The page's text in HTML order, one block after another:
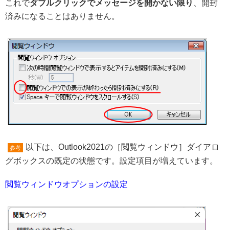
これでダブルクリックでメッセージを開かない限り
、開封
済みになることはありません。
参考
以下は、Outlook2021の［閲覧ウィンドウ］ダイアロ
グボックスの既定の状態です。設定項目が増えています。
閲覧ウィンドウオプションの設定